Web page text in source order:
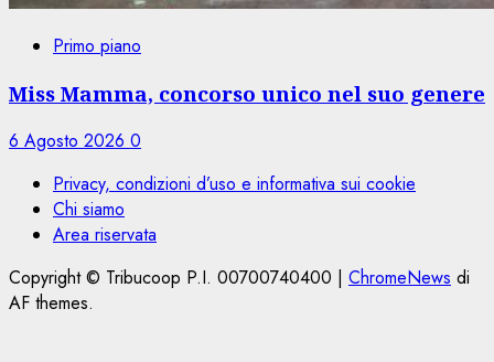
Primo piano
Miss Mamma, concorso unico nel suo genere
6 Agosto 2026 0
Privacy, condizioni d’uso e informativa sui cookie
Chi siamo
Area riservata
Copyright © Tribucoop P.I. 00700740400 | ChromeNews di
AF themes.